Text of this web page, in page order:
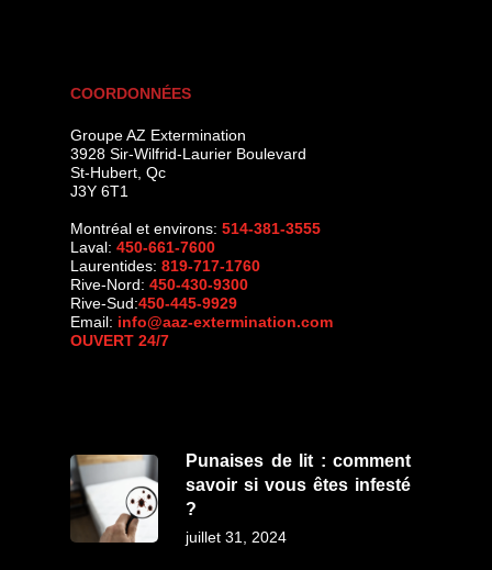
COORDONNÉES
Groupe AZ Extermination
3928 Sir-Wilfrid-Laurier Boulevard
St-Hubert, Qc
J3Y 6T1
Montréal et environs: 514-381-3555
Laval: 450-661-7600
Laurentides: 819-717-1760
Rive-Nord: 450-430-9300
Rive-Sud:450-445-9929
Email: info@aaz-extermination.com
OUVERT 24/7
Punaises de lit : comment
savoir si vous êtes infesté
?
juillet 31, 2024